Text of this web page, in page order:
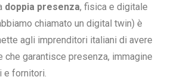
doppia presenza, fisica e digitale
chiamato un digital twin) è
agli imprenditori italiani di avere
che garantisce presenza, immagine
e fornitori.